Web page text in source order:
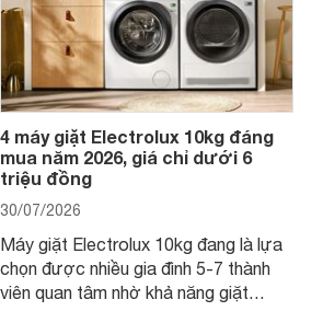
4 máy giặt Electrolux 10kg đáng
mua năm 2026, giá chỉ dưới 6
triệu đồng
30/07/2026
Máy giặt Electrolux 10kg đang là lựa
chọn được nhiều gia đình 5-7 thành
viên quan tâm nhờ khả năng giặt